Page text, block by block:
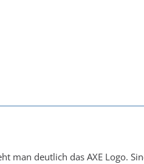
man deutlich das AXE Logo.